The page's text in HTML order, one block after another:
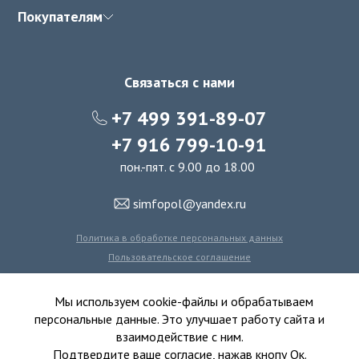
Покупателям
Связаться с нами
+7 499 391-89-07
+7 916 799-10-91
пон.-пят. с 9.00 до 18.00
simfopol@yandex.ru
Политика в обработке персональных данных
Пользовательское соглашение
Политика использования файлов cookie
© 2016-2026 Симфония Пола - интернет-магазин
Мы используем cookie-файлы и обрабатываем
персональные данные. Это улучшает работу сайта и
взаимодействие с ним.
Подтвердите ваше согласие, нажав кнопу Ок.